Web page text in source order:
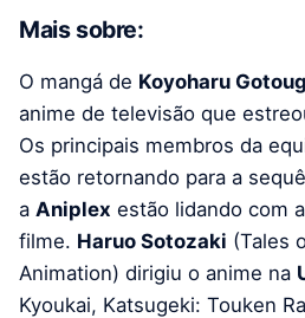
Mais sobre:
O mangá de Koyoharu
anime de televisão que
Os principais membros da
estão retornando para a
a Aniplex estão lidando com
filme. Haruo Sotozaki (Tales
Animation) dirigiu o anime na
Kyoukai, Katsugeki: Touken